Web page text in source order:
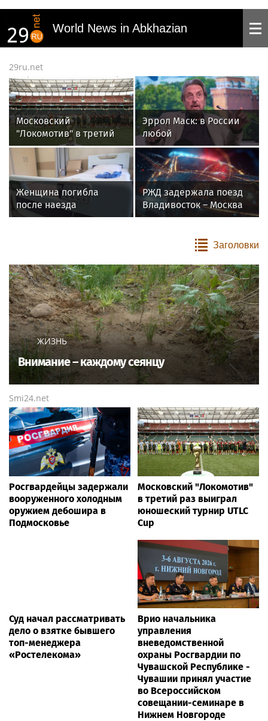
World News in Abkhazian
29ru.net
Московский
"Локомотив" в третий
раз выиграл
юношеский турнир
UTLC Cup
Эррол Маск: в России
любой
здравомыслящий
человек был бы
счастлив
Женщина погибла
после наезда
автомобиля на
РЖД задержала поезд
Владивосток – Москва
на 3 часа 49 минут
Заголовки
ЖИЗНЬ
Внимание – каждому сеянцу
Smi24.net
Росгвардейцы задержали
вооруженного холодным
оружием дебошира в
Подмосковье
Московский "Локомотив"
в третий раз выиграл
юношеский турнир UTLC
Cup
Суд начал рассматривать
дело о взятке бывшего
топ-менеджера
«Ростелекома»
Врио начальника
управления
вневедомственной
охраны Росгвардии по
Чувашской Республике -
Чувашии принял участие
во Всероссийском
совещании-семинаре в
Нижнем Новгороде